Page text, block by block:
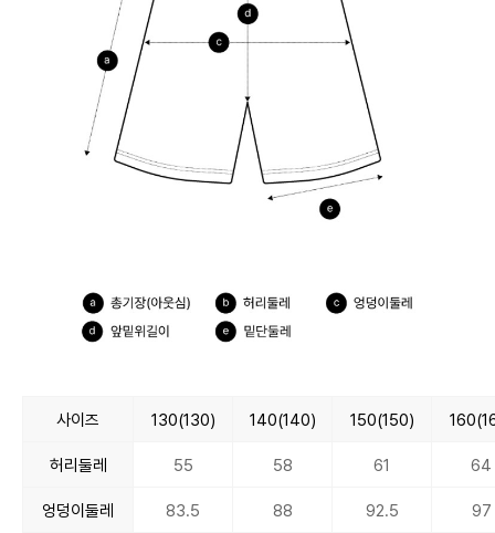
사이즈 130(130) 140(140) 150(150)
허리둘레 55 58 61 64
엉덩이둘레 83.5 88 92.5 97